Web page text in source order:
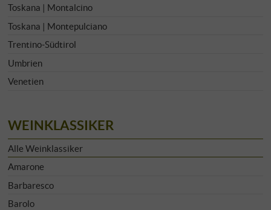
Toskana | Montalcino
Toskana | Montepulciano
Trentino-Südtirol
Umbrien
Venetien
WEINKLASSIKER
Alle Weinklassiker
Amarone
Barbaresco
Barolo